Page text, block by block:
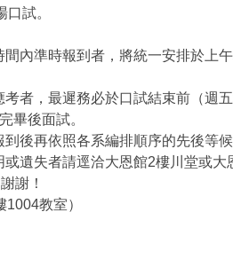
試。
內準時報到者，將統一安排於上
者，最遲務必於口試結束前（週
畢後面試。
後再依照各系編排順序的先後等候
遺失者請逕洽大恩館2樓川堂或大
謝！
教室）